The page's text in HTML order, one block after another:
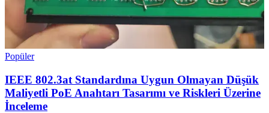
Popüler
IEEE 802.3at Standardına Uygun Olmayan Düşük
Maliyetli PoE Anahtarı Tasarımı ve Riskleri Üzerine
İnceleme